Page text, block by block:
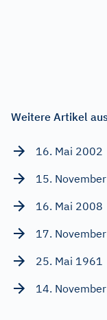
Weitere Artikel
16. Mai 2002
15.
16. Mai 2008
17.
25. Mai 1961
14.